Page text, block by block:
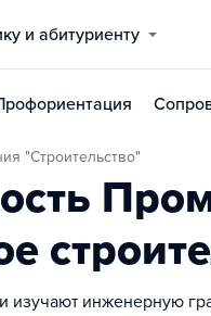
и абитуриенту
"Строительство"
изучают инженерную